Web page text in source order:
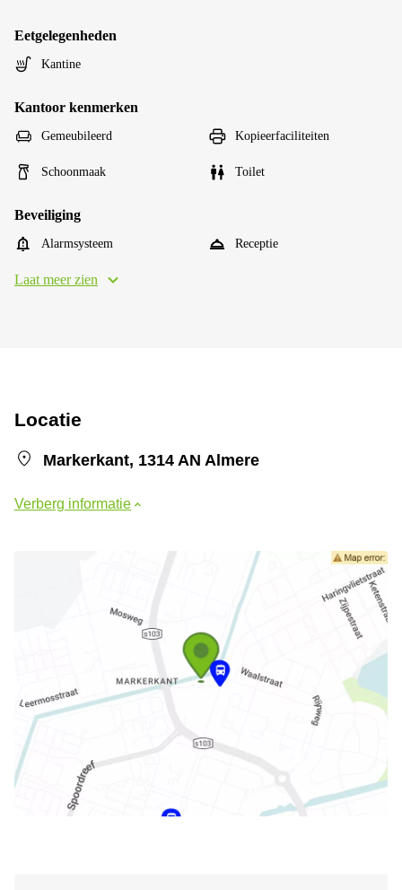
Eetgelegenheden
Kantine
Kantoor kenmerken
Gemeubileerd Kopieerfaciliteiten
Schoonmaak Toilet
Beveiliging
Alarmsysteem Receptie
Laat meer zien
Locatie
Markerkant, 1314 AN Almere
Verberg informatie